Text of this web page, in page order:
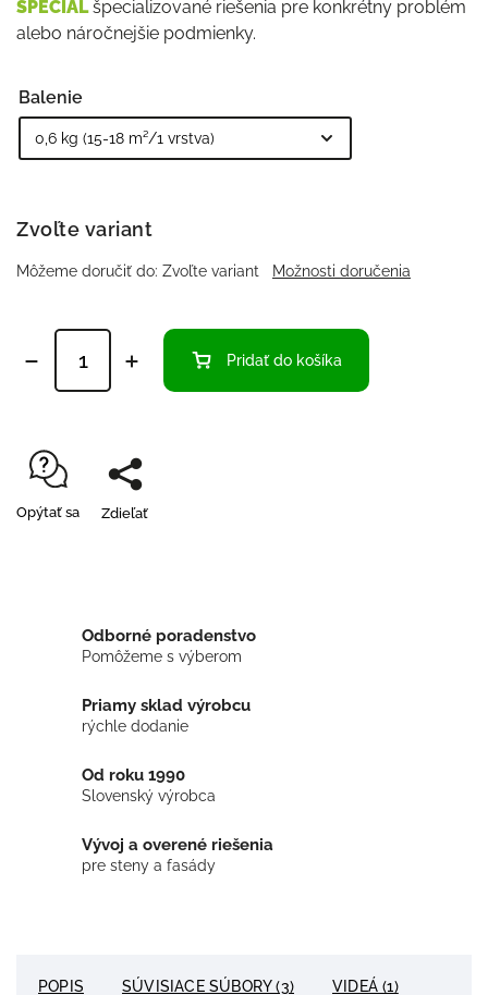
SPECIALšpecializované riešenia pre konkrétny problém
alebo náročnejšie podmienky.
Balenie
Zvoľte variant
Môžeme doručiť do: Zvoľte variant Možnosti doručenia
Pridať do košíka
Opýtať sa Zdieľať
Odborné poradenstvo
Pomôžeme s výberom
Priamy sklad výrobcu
rýchle dodanie
Od roku 1990
Slovenský výrobca
Vývoj a overené riešenia
pre steny a fasády
POPIS SÚVISIACE SÚBORY (3) VIDEÁ (1)